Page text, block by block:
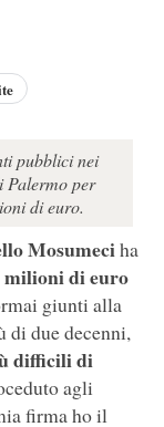
pubblici nei
Palermo per
di euro.
Mosumeciha
di euro
giunti alla
di due decenni,
difficili di
agli
firma ho il